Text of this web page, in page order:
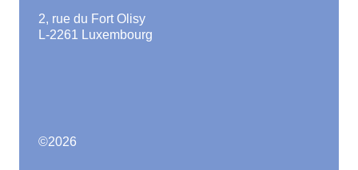
2, rue du Fort Olisy
L-2261 Luxembourg
©2026